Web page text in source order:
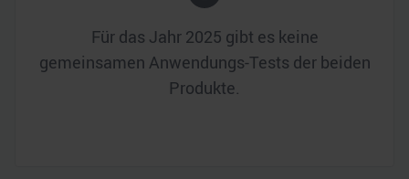
Für das Jahr 2025 gibt es keine
gemeinsamen Anwendungs-Tests der beiden
Produkte.